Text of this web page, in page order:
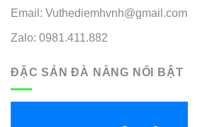
Email: Vuthediemhvnh@gmail.com
Zalo: 0981.411.882
ĐẶC SẢN ĐÀ NẴNG NỔI BẬT